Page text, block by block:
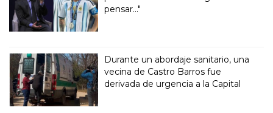
pensar..."
Durante un abordaje sanitario, una
vecina de Castro Barros fue
derivada de urgencia a la Capital